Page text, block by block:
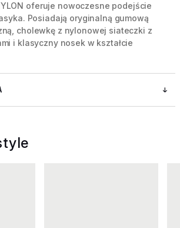
oferuje nowoczesne podejście
Posiadają oryginalną gumową
cholewkę z nylonowej siateczki z
i klasyczny nosek w kształcie